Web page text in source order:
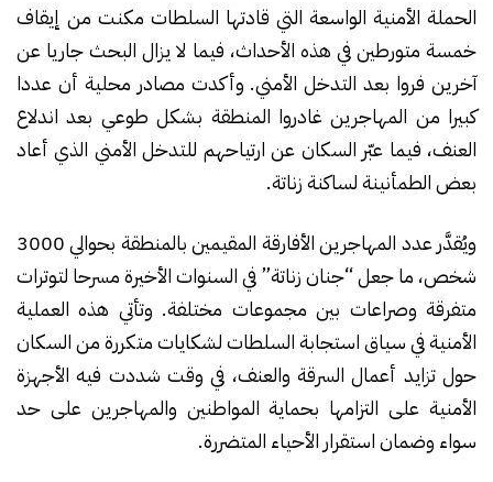
الحملة الأمنية الواسعة التي قادتها السلطات مكنت من إيقاف
خمسة متورطين في هذه الأحداث، فيما لا يزال البحث جاريا عن
آخرين فروا بعد التدخل الأمني. وأكدت مصادر محلية أن عددا
كبيرا من المهاجرين غادروا المنطقة بشكل طوعي بعد اندلاع
العنف، فيما عبّر السكان عن ارتياحهم للتدخل الأمني الذي أعاد
بعض الطمأنينة لساكنة زناتة.
ويُقدَّر عدد المهاجرين الأفارقة المقيمين بالمنطقة بحوالي 3000
شخص، ما جعل “جنان زناتة” في السنوات الأخيرة مسرحا لتوترات
متفرقة وصراعات بين مجموعات مختلفة. وتأتي هذه العملية
الأمنية في سياق استجابة السلطات لشكايات متكررة من السكان
حول تزايد أعمال السرقة والعنف، في وقت شددت فيه الأجهزة
الأمنية على التزامها بحماية المواطنين والمهاجرين على حد
سواء وضمان استقرار الأحياء المتضررة.